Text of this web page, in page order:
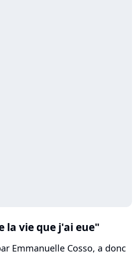
la vie que j'ai eue"
Emmanuelle Cosso, a donc